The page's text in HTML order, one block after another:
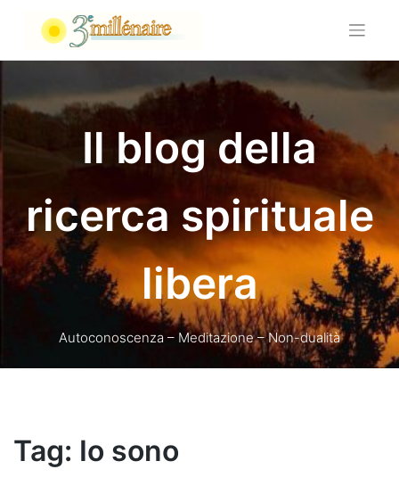
Il blog della
ricerca spirituale
libera
Autoconoscenza – Meditazione – Non-dualità
Tag: Io sono